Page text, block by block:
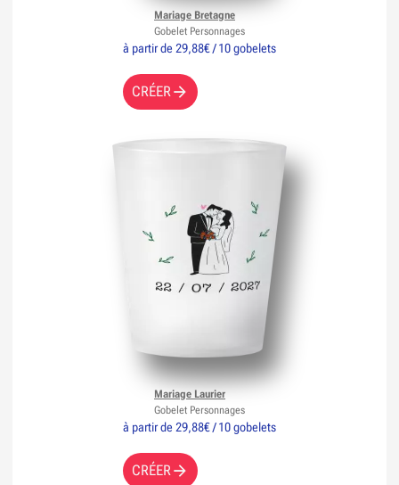
à partir de 29,88€ / 10 gobelets
CRÉER
Mariage Bretagne
Gobelet Personnages
à partir de 29,88€ / 10 gobelets
CRÉER
Mariage Laurier
Gobelet Personnages